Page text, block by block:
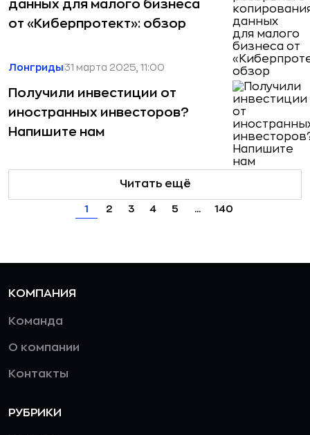
данных для малого бизнеса
от «Киберпротект»: обзор
Лонгриды 31 марта 2025, 11:00
Получили инвестиции от
иностранных инвесторов?
Напишите нам
Читать ещё
1 2 3 4 5 ... 140
КОМПАНИЯ
Команда
О компании
Контакты
РУБРИКИ